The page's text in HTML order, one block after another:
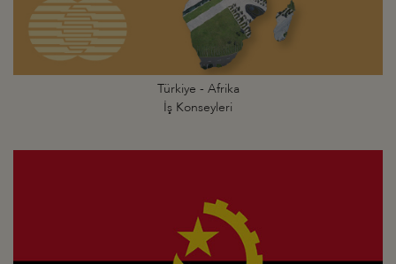
Türkiye - Afrika
İş Konseyleri